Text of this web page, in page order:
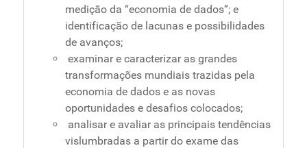
medição da “economia de dados”; e
identificação de lacunas e possibilidades
de avanços;
examinar e caracterizar as grandes
transformações mundiais trazidas pela
economia de dados e as novas
oportunidades e desafios colocados;
analisar e avaliar as principais tendências
vislumbradas a partir do exame das